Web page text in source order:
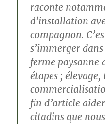
raconte
d’installation
compagnon.
s’immerger
ferme paysanne
étapes ;
fin d’article
citadins que